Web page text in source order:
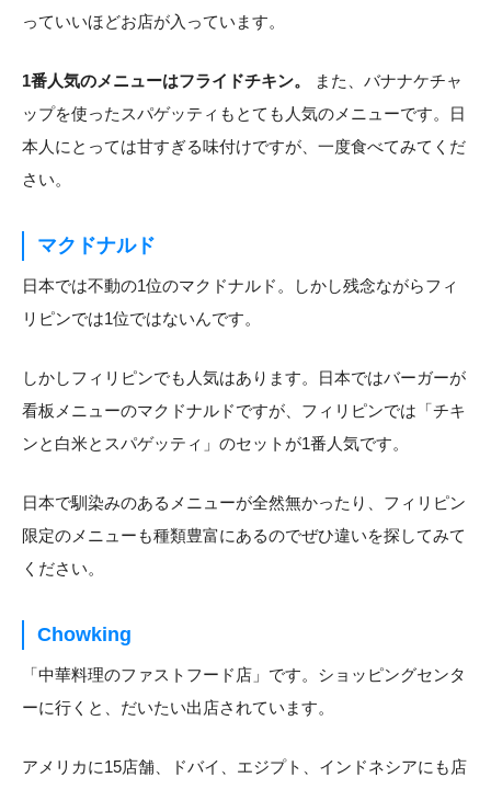
っていいほどお店が入っています。
1番人気のメニューはフライドチキン。
また、バナナケチャ
ップを使ったスパゲッティもとても人気のメニューです。日
本人にとっては甘すぎる味付けですが、一度食べてみてくだ
さい。
マクドナルド
日本では不動の1位のマクドナルド。しかし残念ながらフィ
リピンでは1位ではないんです。
しかしフィリピンでも人気はあります。日本ではバーガーが
看板メニューのマクドナルドですが、フィリピンでは「チキ
ンと白米とスパゲッティ」のセットが1番人気です。
日本で馴染みのあるメニューが全然無かったり、フィリピン
限定のメニューも種類豊富にあるのでぜひ違いを探してみて
ください。
Chowking
「中華料理のファストフード店」です。ショッピングセンタ
ーに行くと、だいたい出店されています。
アメリカに15店舗、ドバイ、エジプト、インドネシアにも店